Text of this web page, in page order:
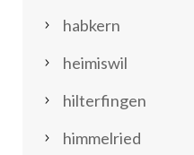
habkern
heimiswil
hilterfingen
himmelried